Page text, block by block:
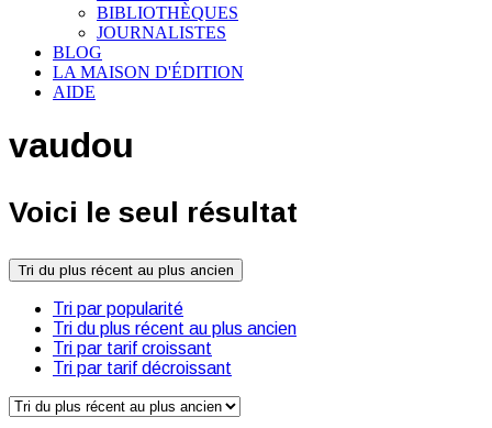
BIBLIOTHÈQUES
JOURNALISTES
BLOG
LA MAISON D'ÉDITION
AIDE
vaudou
Voici le seul résultat
Tri du plus récent au plus ancien
Tri par popularité
Tri du plus récent au plus ancien
Tri par tarif croissant
Tri par tarif décroissant